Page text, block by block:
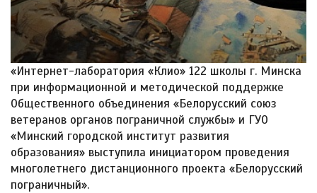
«Интернет-лаборатория «Клио» 122 школы г. Минска
при информационной и методической поддержке
Общественного объединения «Белорусский союз
ветеранов органов пограничной службы» и ГУО
«Минский городской институт развития
образования» выступила инициатором проведения
многолетнего дистанционного проекта «Белорусский
пограничный».